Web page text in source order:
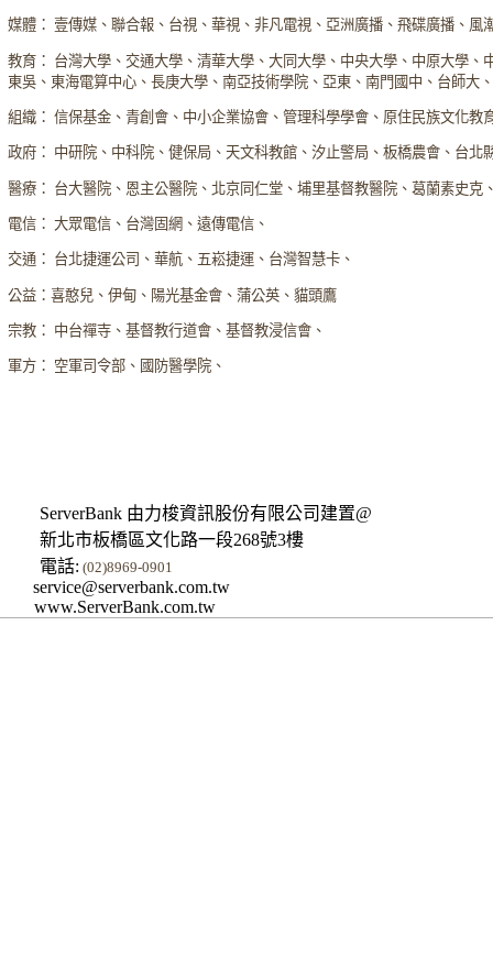
媒體： 壹傳媒、聯合報、台視、華視、非凡電視、亞洲廣播、飛碟廣播、風
教育： 台灣大學、交通大學、清華大學、大同大學、中央大學、中原大學
東吳、東海電算中心、長庚大學、南亞技術學院、亞東、南門國中、台師
組織： 信保基金、青創會、中小企業協會、管理科學學會、原住民族文化教
政府： 中研院、中科院、健保局、天文科教館、汐止警局、板橋農會、台北
醫療： 台大醫院、恩主公醫院、北京同仁堂、埔里基督教醫院、葛蘭素史克
電信： 大眾電信、台灣固網、遠傳電信、
交通： 台北捷運公司、華航、五崧捷運、台灣智慧卡、
公益：喜憨兒、伊甸、陽光基金會、蒲公英、貓頭鷹
宗教： 中台禪寺、基督教行道會、基督教浸信會、
軍方： 空軍司令部、國防醫學院、
ServerBank 由力梭資訊股份有限公司建置@
新北市板橋區文化路一段268號3樓
電話: (02)8969-0901
service@serverbank.com.tw
www.ServerBank.com.tw